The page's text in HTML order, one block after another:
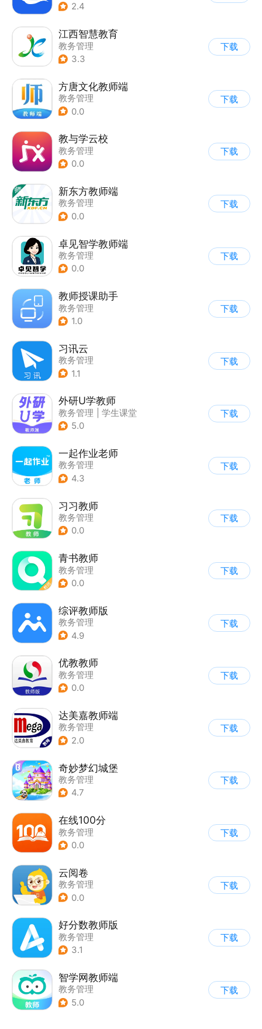
2.4
江西智慧教育
教务管理
3.3
下载
方唐文化教师端
教务管理
0.0
下载
教与学云校
教务管理
0.0
下载
新东方教师端
教务管理
0.0
下载
卓见智学教师端
教务管理
0.0
下载
教师授课助手
教务管理
1.0
下载
习讯云
教务管理
1.1
下载
外研U学教师
教务管理
学生课堂
5.0
下载
一起作业老师
教务管理
4.3
下载
习习教师
教务管理
0.0
下载
青书教师
教务管理
0.0
下载
综评教师版
教务管理
4.9
下载
优教教师
教务管理
0.0
下载
达美嘉教师端
教务管理
2.0
下载
奇妙梦幻城堡
教务管理
| 儿童益智游戏
4.7
下载
在线100分
教务管理
0.0
下载
云阅卷
教务管理
0.0
下载
好分数教师版
教务管理
3.1
下载
智学网教师端
教务管理
5.0
下载